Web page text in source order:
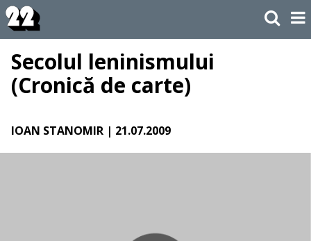
Secolul leninismului
(Cronică de carte)
IOAN STANOMIR | 21.07.2009